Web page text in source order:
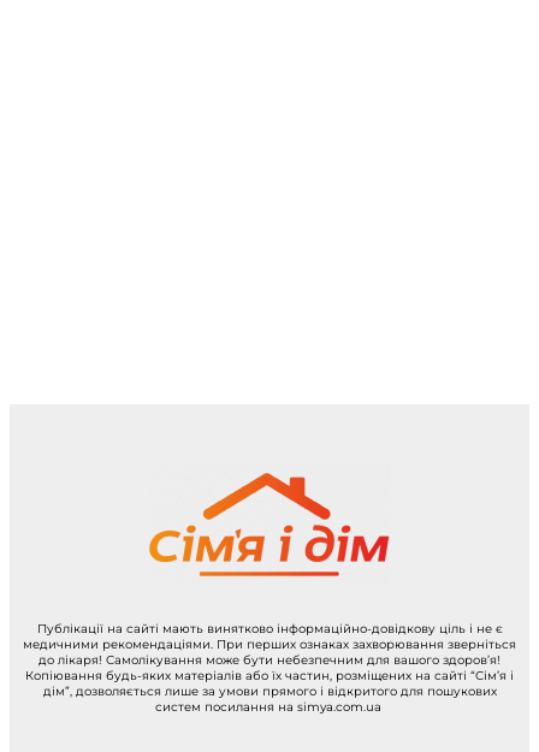
Публікації на сайті мають винятково інформаційно-довідкову ціль і не є
медичними рекомендаціями. При перших ознаках захворювання зверніться
до лікаря! Самолікування може бути небезпечним для вашого здоров’я!
Копіювання будь-яких матеріалів або їх частин, розміщених на сайті “Сім’я і
дім”, дозволяється лише за умови прямого і відкритого для пошукових
систем посилання на simya.com.ua